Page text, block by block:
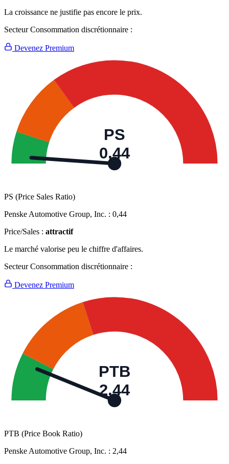
La croissance ne justifie pas encore le prix.
Secteur Consommation discrétionnaire :
Devenez Premium
PS
0,44
PS (Price Sales Ratio)
Penske Automotive Group, Inc. : 0,44
Price/Sales : attractif
Le marché valorise peu le chiffre d'affaires.
Secteur Consommation discrétionnaire :
Devenez Premium
PTB
2,44
PTB (Price Book Ratio)
Penske Automotive Group, Inc. : 2,44